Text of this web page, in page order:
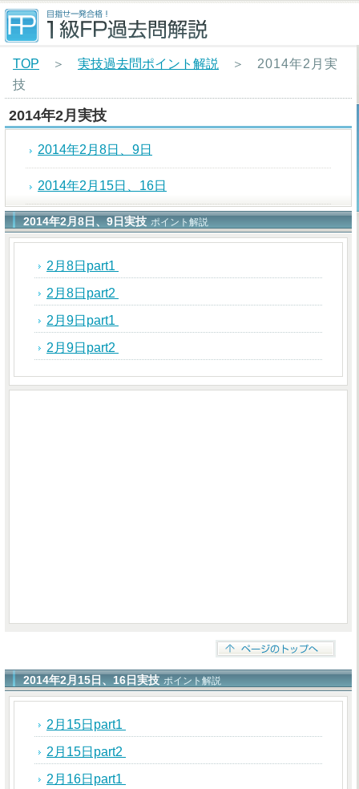
TOP ＞ 実技過去問ポイント解説 ＞ 2014年2月実
技
2014年2月実技
2014年2月8日、9日
2014年2月15日、16日
2014年2月8日、9日実技 ポイント解説
2月8日part1
2月8日part2
2月9日part1
2月9日part2
2014年2月15日、16日実技 ポイント解説
2月15日part1
2月15日part2
2月16日part1